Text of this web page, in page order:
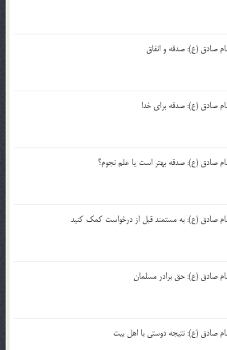
صادق (ع): صدقه و انفاق
صادق (ع): صدقه برای خدا
صادق (ع): صدقه بهتر است یا علم نجوم؟
صادق (ع): به مستمند قبل از درخواست کمک کنید
صادق (ع): حق برادر مسلمان
صادق (ع): نتیجه دوستی با اهل بیت